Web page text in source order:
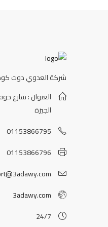
شركة العدوي دوت كوم
العنوان : شارع
الجيزة
01153866795
01153866796
3adawy.com
24/7